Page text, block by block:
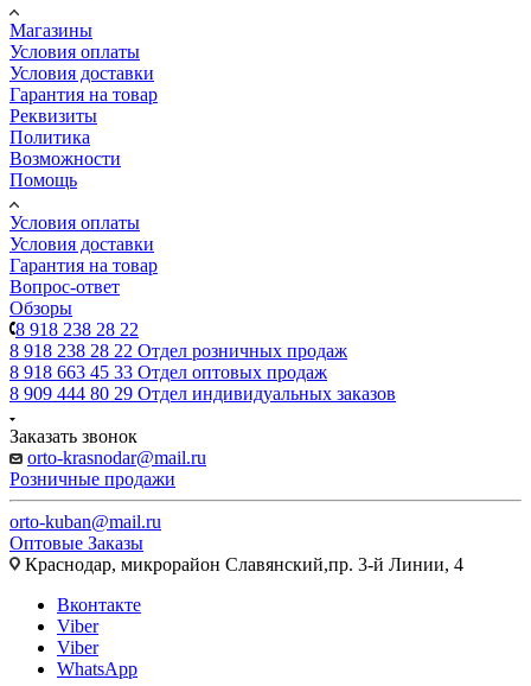
Магазины
Условия оплаты
Условия доставки
Гарантия на товар
Реквизиты
Политика
Возможности
Помощь
Условия оплаты
Условия доставки
Гарантия на товар
Вопрос-ответ
Обзоры
8 918 238 28 22
8 918 238 28 22 Отдел розничных продаж
8 918 663 45 33 Отдел оптовых продаж
8 909 444 80 29 Отдел индивидуальных заказов
Заказать звонок
orto-krasnodar@mail.ru
Розничные продажи
orto-kuban@mail.ru
Оптовые Заказы
Краснодар, микрорайон Славянский,пр. 3-й Линии, 4
Вконтакте
Viber
Viber
WhatsApp